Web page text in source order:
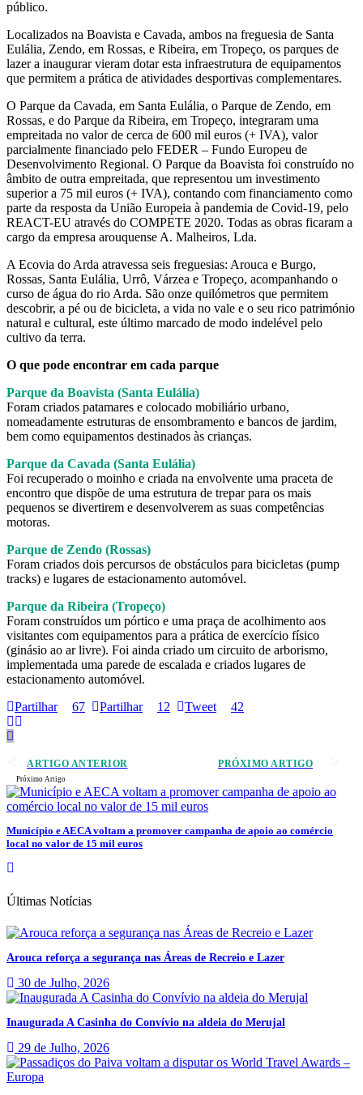
público.
Localizados na Boavista e Cavada, ambos na freguesia de Santa
Eulália, Zendo, em Rossas, e Ribeira, em Tropeço, os parques de
lazer a inaugurar vieram dotar esta infraestrutura de equipamentos
que permitem a prática de atividades desportivas complementares.
O Parque da Cavada, em Santa Eulália, o Parque de Zendo, em
Rossas, e do Parque da Ribeira, em Tropeço, integraram uma
empreitada no valor de cerca de 600 mil euros (+ IVA), valor
parcialmente financiado pelo FEDER – Fundo Europeu de
Desenvolvimento Regional. O Parque da Boavista foi construído no
âmbito de outra empreitada, que representou um investimento
superior a 75 mil euros (+ IVA), contando com financiamento como
parte da resposta da União Europeia à pandemia de Covid-19, pelo
REACT-EU através do COMPETE 2020. Todas as obras ficaram a
cargo da empresa arouquense A. Malheiros, Lda.
A Ecovia do Arda atravessa seis freguesias: Arouca e Burgo,
Rossas, Santa Eulália, Urrô, Várzea e Tropeço, acompanhando o
curso de água do rio Arda. São onze quilómetros que permitem
descobrir, a pé ou de bicicleta, a vida no vale e o seu rico património
natural e cultural, este último marcado de modo indelével pelo
cultivo da terra.
O que pode encontrar em cada parque
Parque da Boavista (Santa Eulália)
Foram criados patamares e colocado mobiliário urbano,
nomeadamente estruturas de ensombramento e bancos de jardim,
bem como equipamentos destinados às crianças.
Parque da Cavada (Santa Eulália)
Foi recuperado o moinho e criada na envolvente uma praceta de
encontro que dispõe de uma estrutura de trepar para os mais
pequenos se divertirem e desenvolverem as suas competências
motoras.
Parque de Zendo (Rossas)
Foram criados dois percursos de obstáculos para bicicletas (pump
tracks) e lugares de estacionamento automóvel.
Parque da Ribeira (Tropeço)
Foram construídos um pórtico e uma praça de acolhimento aos
visitantes com equipamentos para a prática de exercício físico
(ginásio ao ar livre). Foi ainda criado um circuito de arborismo,
implementada uma parede de escalada e criados lugares de
estacionamento automóvel.
Partilhar
67 Partilhar 12 Tweet 42
ARTIGO ANTERIOR PRÓXIMO ARTIGO
Próximo Artigo
Município e AECA voltam a promover campanha de apoio ao comércio
local no valor de 15 mil euros
Últimas Notícias
Arouca reforça a segurança nas Áreas de Recreio e Lazer
30 de Julho, 2026
Inaugurada A Casinha do Convívio na aldeia do Merujal
29 de Julho, 2026